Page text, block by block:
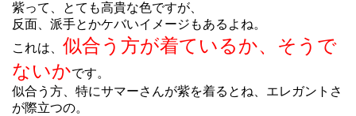
紫って、とても高貴な色ですが、
反面、派手とかケバいイメージもあるよね。
これは、 似合う方が着ているか、そうで
ないかです。
似合う方、特にサマーさんが紫を着るとね、エレガントさ
が際立つの。